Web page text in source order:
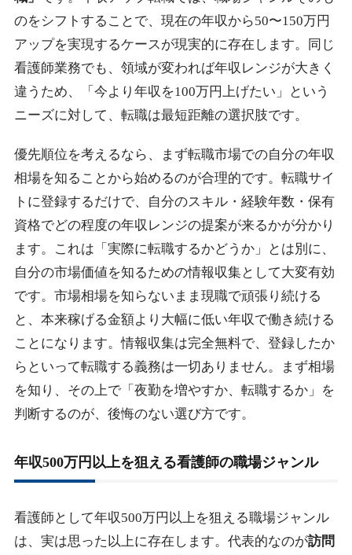
のをシフトすることで、現在の年収から50〜150万円
アップを実現するケースが現実的に存在します。同じ
看護師業務でも、領域が変われば年収レンジが大きく
違うため、「今より年収を100万円上げたい」という
ニーズに対して、転職は最短距離の選択肢です。
優先順位を考えるなら、まず転職市場での自分の年収
相場を知ることから始めるのが合理的です。転職サイ
トに登録するだけで、自分のスキル・経験年数・保有
資格でどの程度の年収レンジの提案が来るかが分かり
ます。これは「実際に転職するかどうか」とは別に、
自分の市場価値を知るための情報収集として大変有効
です。市場相場を知らないまま現職で頑張り続ける
と、本来稼げる金額より大幅に低い年収で働き続ける
ことになります。情報収集は完全無料で、登録したか
らといって転職する義務は一切ありません。まず相場
を知り、その上で「夜勤を増やすか、転職するか」を
判断するのが、後悔のない選び方です。
年収500万円以上を狙える看護師の職場ジャンル
看護師として年収500万円以上を狙える職場ジャンル
は、実は思った以上に存在します。代表的なのが訪問